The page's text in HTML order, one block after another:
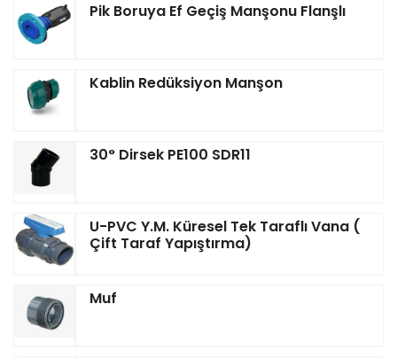
Pik Boruya Ef Geçiş Manşonu Flanşlı
Kablin Redüksiyon Manşon
30° Dirsek PE100 SDR11
U-PVC Y.M. Küresel Tek Taraflı Vana (
Çift Taraf Yapıştırma)
Muf